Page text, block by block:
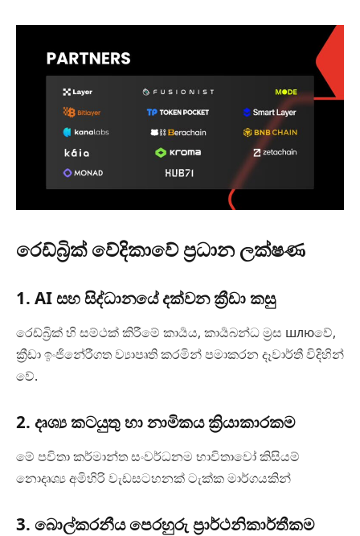
රෙඩ්බ්‍රික් වේදිකාවේ ප්‍රධාන ලක්ෂණ
1. AI සහ සිද්ධානයේ දක්වන ක්‍රීඩා කසු
රෙඩ්බ්‍රික් හි සම්ථක් කිරීමේ කාර්‍යය, කාර්‍යබන්ධ ම‍්‍රස шлюවේ,
ක්‍රීඩා ඉංජිනේරීගත ව්‍යාපෘති කරමින් පමාකරන දෑවාර්තී විදිහින්
වේ.
2. දෘශ්‍ය කටයුතු හා නාමිකය ක්‍රියාකාරකම
මේ පවිතා කර්මාන්ත සංවර්ධනම භාවිතාවෝ කිසියම්
නොදෘශ්‍ය අමිහිරි වැඩසටහනක් ටැක්ක මාර්ගයකින්
3. බොල්කරනීය පෙරහුරු ප්‍රාර්ථනිකාර්තීකම